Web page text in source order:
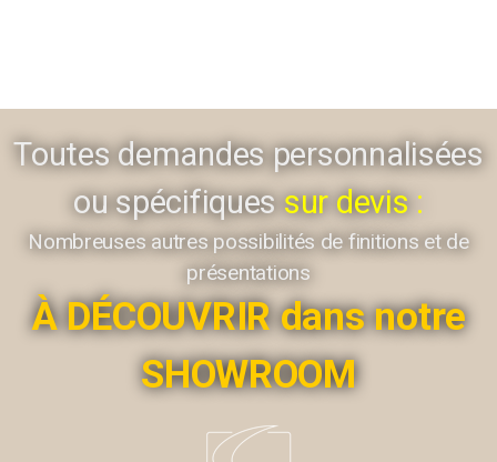
Toutes demandes personnalisées
ou spécifiquessur devis :
Nombreuses autres possibilités de finitions et de
présentations
À DÉCOUVRIR dans notre
SHOWROOM